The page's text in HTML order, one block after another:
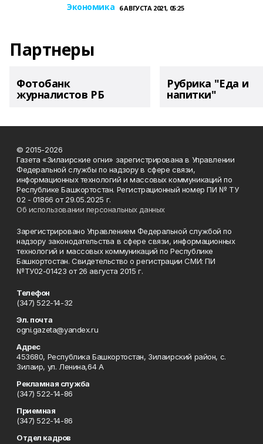
Экономика 6 АВГУСТА 2021, 05:25
Партнеры
Фотобанк
журналистов РБ
Рубрика "Еда и
напитки"
© 2015-2026
Газета «Зилаирские огни» зарегистрирована в Управлении
Федеральной службы по надзору в сфере связи,
информационных технологий и массовых коммуникаций по
Республике Башкортостан. Регистрационный номер ПИ № ТУ
02 - 01866 от 29.05.2025 г.
Об использовании персональных данных
Зарегистрировано Управлением Федеральной службой по
надзору законодательства в сфере связи, информационных
технологий и массовых коммуникаций по Республике
Башкортостан. Свидетельство о регистрации СМИ: ПИ
№ТУ02-01423 от 26 августа 2015 г.
Телефон
(347) 522-14-32
Эл. почта
ogni.gazeta@yandex.ru
Адрес
453680, Республика Башкортостан, Зилаирский район, с.
Зилаир, ул. Ленина,64 А
Рекламная служба
(347) 522-14-86
Приемная
(347) 522-14-86
Отдел кадров